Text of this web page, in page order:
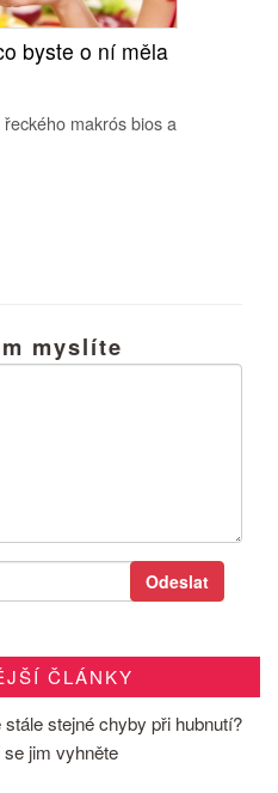
byste o ní měla
makrós bios a
myslíte
ČLÁNKY
stále stejné chyby při hubnutí?
se jim vyhněte